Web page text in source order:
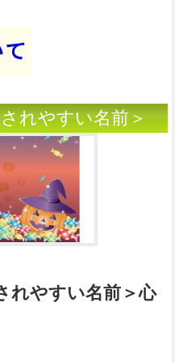
れやすい名前＞
れやすい名前＞心